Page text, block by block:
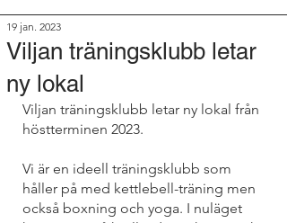
Viljan träningsklubb letar
ny lokal
19 jan. 2023
Viljan träningsklubb letar ny lokal från
höstterminen 2023.
Vi är en ideell träningsklubb som
håller på med kettlebell-träning men
också boxning och yoga. I nuläget